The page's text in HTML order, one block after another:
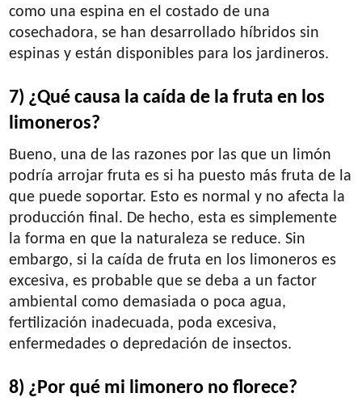
como una espina en el costado de una
cosechadora, se han desarrollado híbridos sin
espinas y están disponibles para los jardineros.
7) ¿Qué causa la caída de la fruta en los
limoneros?
Bueno, una de las razones por las que un limón
podría arrojar fruta es si ha puesto más fruta de la
que puede soportar. Esto es normal y no afecta la
producción final. De hecho, esta es simplemente
la forma en que la naturaleza se reduce. Sin
embargo, si la caída de fruta en los limoneros es
excesiva, es probable que se deba a un factor
ambiental como demasiada o poca agua,
fertilización inadecuada, poda excesiva,
enfermedades o depredación de insectos.
8) ¿Por qué mi limonero no florece?